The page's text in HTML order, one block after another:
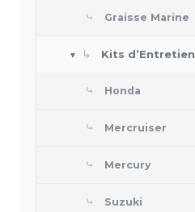
⤷ Graisse Marine
▼ ↳ Kits d’Entretien
⤷ Honda
⤷ Mercruiser
⤷ Mercury
⤷ Suzuki